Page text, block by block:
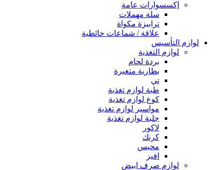
إكسسوارات عامة
سلة مهملات
ترابيزة مكواة
علاقة / شماعات حائطية
لوازم التأسيس
لوازم التغذية
بردة لحام
بطارية متغيرة
تي
طبة لوازم تغذية
كوع لوازم تغذية
مواسير لوازم تغذية
جلبة لوازم تغذية
لاكور
كرنك
محبس
افيز
لوازم صرف ابيض